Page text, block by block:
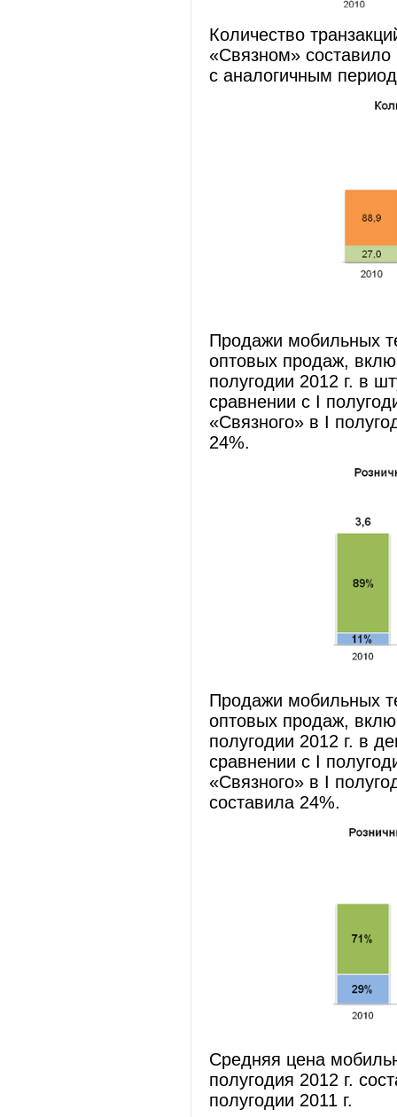
Количество
«Связном»
с аналогичным
Продажи мобильных
оптовых продаж,
полугодии 2012 г. в
сравнении с I
«Связного» в I
24%.
Продажи мобильных
оптовых продаж,
полугодии 2012 г. в
сравнении с I
«Связного» в I
составила 24%.
Средняя цена
полугодия 2012 г.
полугодии 2011 г.